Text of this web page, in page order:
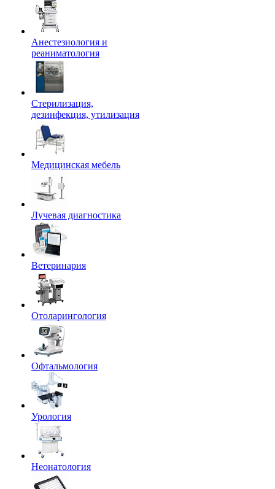
Анестезиология и
реаниматология
Стерилизация,
дезинфекция, утилизация
Медицинская мебель
Лучевая диагностика
Ветеринария
Отоларингология
Офтальмология
Урология
Неонатология